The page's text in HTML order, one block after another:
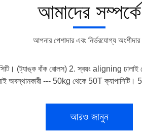
আমাদের সম্পর্কে
আপনার পেশাদার এবং নির্ভরযোগ্য
(ট্যাঙ্ক বাঁক রোলস) 2. স্বয়ং aligning ঢালাই
অবস্থানকারী --- 50kg থেকে 50T ক্যাপাসিটি।
আরও জানুন